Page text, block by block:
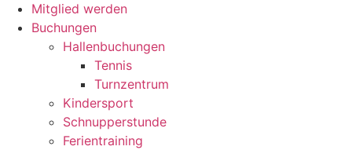
Mitglied werden
Buchungen
Hallenbuchungen
Tennis
Turnzentrum
Kindersport
Schnupperstunde
Ferientraining